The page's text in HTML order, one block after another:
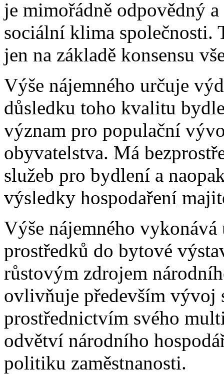
je mimořádně odpovědný
sociální klima společnosti.
jen na základě konsensu
Výše nájemného určuje
důsledku toho kvalitu
význam pro populační
obyvatelstva. Má
služeb pro bydlení a
výsledky hospodaření
Výše nájemného
prostředků do bytové
růstovým zdrojem
ovlivňuje především vývoj
prostřednictvím svého
odvětví národního
politiku zaměstnanosti.